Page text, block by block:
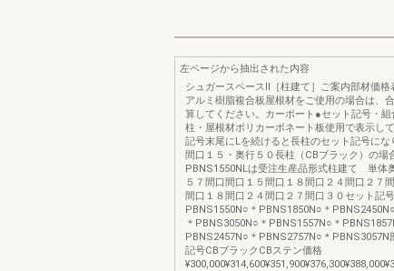
左ページから抽出された内容
シュガースペースⅡ［柱建て］ご案内部材価格
アルミ樹脂複合板屋根材をご使用の場合は、
算してください。カーポート●セット記号・
柱・屋根材ポリカーボネート板使用で表示し
記号末尾にLを続けると長柱のセット記号に
間口１５・奥行５０長柱（CBブラック）の
PBNS1550NLは受注生産品形式柱建て 単体
５７間口間口１５間口１８間口２４間口２７
間口１８間口２４間口２７間口３０セット記
PBNS1550N○＊PBNS1850N○＊
＊PBNS3050N○＊PBNS1557N○＊
PBNS2457N○＊PBNS2757N○＊PBNS3057N
記号CBブラックCBステン価格